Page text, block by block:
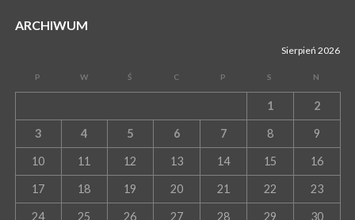
ARCHIWUM
Sierpień 2026
P W Ś C P S N
1 2
3 4 5 6 7 8 9
10 11 12 13 14 15 16
17 18 19 20 21 22 23
24 25 26 27 28 29 30